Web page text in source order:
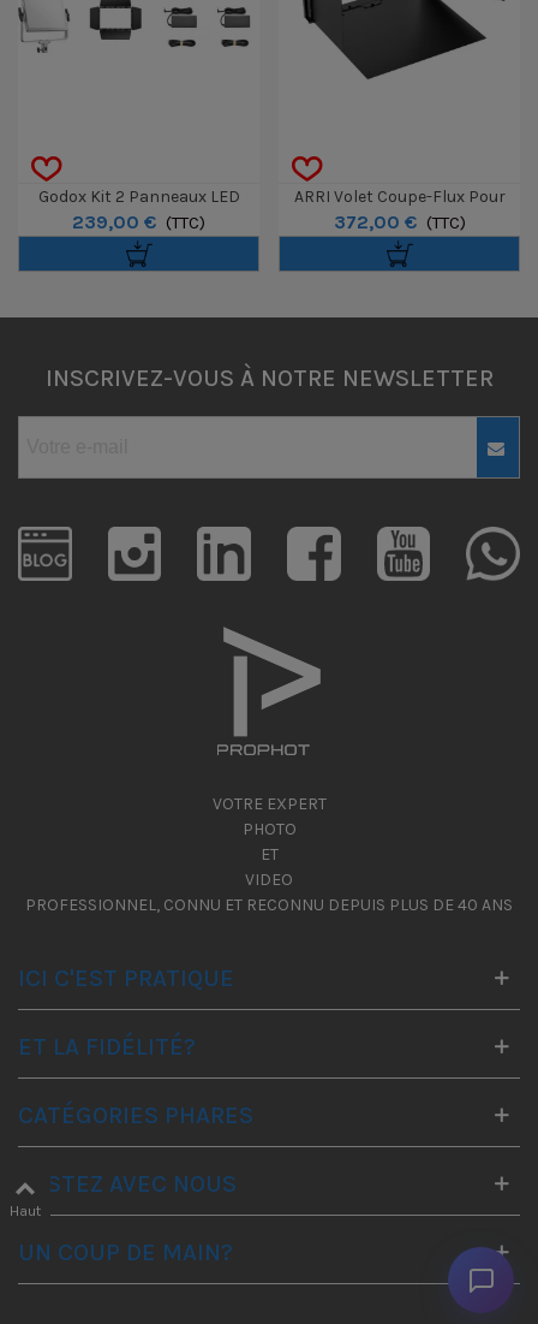
Godox Kit 2 Panneaux LED
Litemons LP600BI - Blanc
239,00 € (TTC)
ARRI Volet Coupe-Flux Pour
Skypanel S30-C
372,00 € (TTC)
INSCRIVEZ-VOUS À NOTRE NEWSLETTER
VOTRE EXPERT
PHOTO
ET
VIDEO
PROFESSIONNEL, CONNU ET RECONNU DEPUIS PLUS DE 40 ANS
ICI C'EST PRATIQUE
ET LA FIDÉLITÉ?
CATÉGORIES PHARES
RESTEZ AVEC NOUS
UN COUP DE MAIN?
Haut